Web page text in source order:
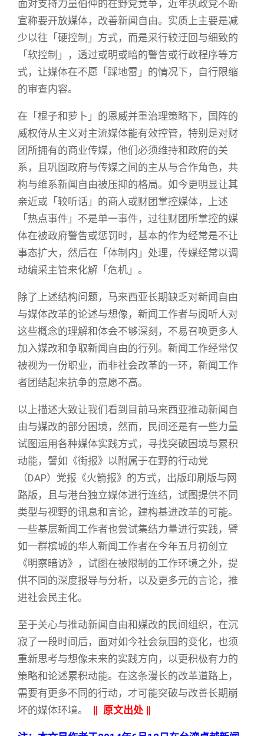
面对支持力量伯仲的在野党竞争，近年执政党不断
宣称要开放媒体，改善新闻自由。实质上主要是减
少以往「硬控制」方式，而是采行较迂回与细致的
「软控制」，透过或明或暗的警告或行政程序等方
式，让媒体在不愿「踩地雷」的情况下，自行限缩
的审查内容。
在「棍子和萝卜」的恩威并重治理策略下，国阵的
威权侍从主义对主流媒体能有效控管，特别是对财
团所拥有的商业传媒，他们必须维持和政府的关
系，且巩固政府与传媒之间的主从与合作角色，共
构与维系新闻自由被压抑的格局。如今更明显让其
亲近或「较听话」的商人或财团掌控媒体，上述
「热点事件」不是单一事件，过往财团所掌控的媒
体在被政府警告或惩罚时，基本的作为经常是不让
事态扩大，然后在「体制内」处理，传媒经常以调
动编采主管来化解「危机」。
除了上述结构问题，马来西亚长期缺乏对新闻自由
与媒体改革的论述与想像，新闻工作者与阅听人对
这些概念的理解和体会不够深刻，不易召唤更多人
加入媒改和争取新闻自由的行列。新闻工作经常仅
被视为一份职业，而非社会改革的一环，新闻工作
者团结起来抗争的意愿不高。
以上描述大致让我们看到目前马来西亚推动新闻自
由与媒改的部分困境，然而，民间还是有一些力量
试图运用各种媒体实践方式，寻找突破困境与累积
动能，譬如《街报》以附属于在野的行动党
（DAP）党报《火箭报》的方式，出版印刷版与网
路版，且与港台独立媒体进行连结，试图提供不同
类型与视野的讯息和言论，建构基进改革的可能。
一些基层新闻工作者也尝试集结力量进行实践，譬
如一群槟城的华人新闻工作者在今年五月初创立
《明察暗访》，试图在被限制的工作环境之外，提
供不同的深度报导与分析，以及更多元的言论，推
进社会民主化。
至于关心与推动新闻自由和媒改的民间组织，在沉
寂了一段时间后，面对如今社会氛围的变化，也须
重新思考与想像未来的实践方向，以更积极有力的
策略和论述累积动能。在这条漫长的改革道路上，
需要有更多不同的行动，才可能突破与改善长期崩
坏的媒体环境。
原文出处‖